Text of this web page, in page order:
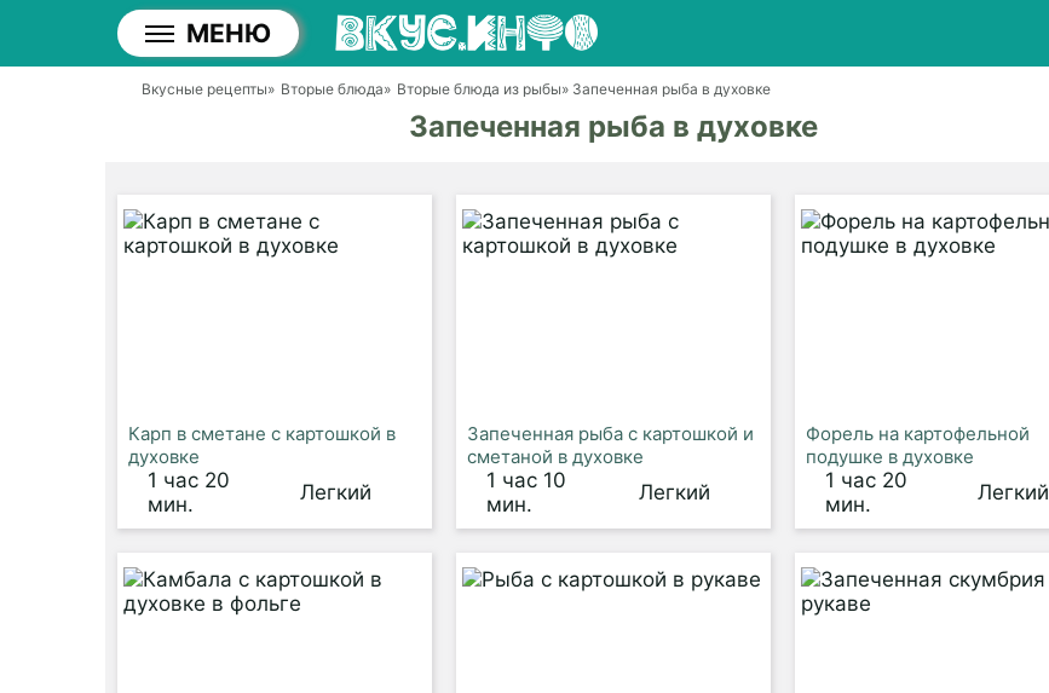
МЕНЮ
Вкусные рецепты» Вторые блюда» Вторые блюда из рыбы» Запеченная рыба в духовке
Запеченная рыба в духовке
Карп в сметане с картошкой в
духовке
1 час 20
мин.
Легкий
Запеченная рыба с картошкой и
сметаной в духовке
1 час 10
мин.
Легкий
Форель на картофельной
подушке в духовке
1 час 20
мин.
Легкий